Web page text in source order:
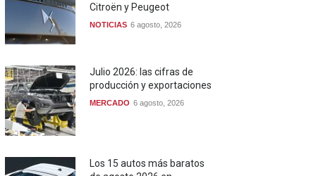
Citroën y Peugeot
NOTICIAS 6 agosto, 2026
Julio 2026: las cifras de
producción y exportaciones
MERCADO 6 agosto, 2026
Los 15 autos más baratos